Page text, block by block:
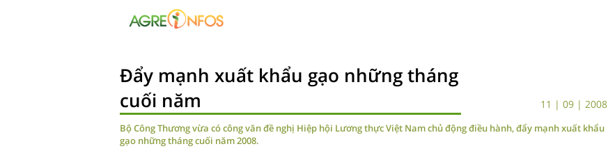
Đẩy mạnh xuất khẩu gạo những tháng
cuối năm
11 | 09 | 2008
Bộ Công Thương vừa có công văn đề nghị Hiệp hội Lương thực Việt Nam chủ động điều hành, đẩy mạnh xuất khẩu
gạo những tháng cuối năm 2008.